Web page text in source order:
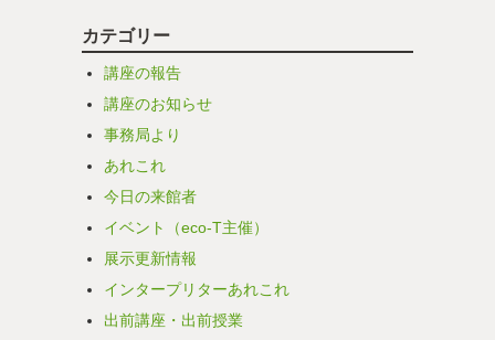
カテゴリー
講座の報告
講座のお知らせ
事務局より
あれこれ
今日の来館者
イベント（eco-T主催）
展示更新情報
インタープリターあれこれ
出前講座・出前授業